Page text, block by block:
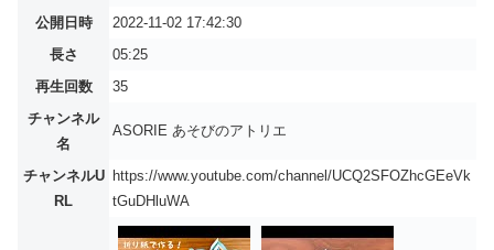
公開日時
2022-11-02 17:42:30
長さ
05:25
再生回数
35
チャンネル
名
ASORIE あそびのアトリエ
チャンネルU
RL
https://www.youtube.com/channel/UCQ2SFOZhcGEeVk
tGuDHluWA